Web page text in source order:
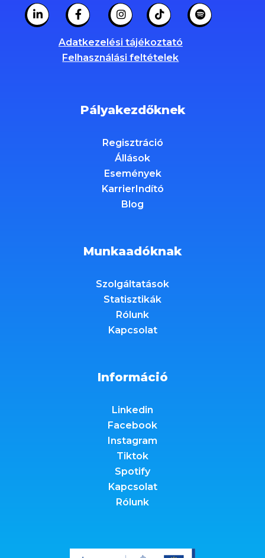
Adatkezelési tájékoztató
Felhasználási feltételek
Pályakezdőknek
Regisztráció
Állások
Események
KarrierIndító
Blog
Munkaadóknak
Szolgáltatások
Statisztikák
Rólunk
Kapcsolat
Információ
Linkedin
Facebook
Instagram
Tiktok
Spotify
Kapcsolat
Rólunk